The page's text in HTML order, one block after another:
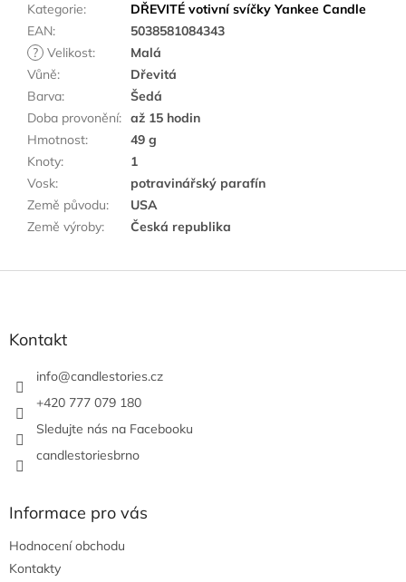
Kategorie:
DŘEVITÉ votivní svíčky Yankee Candle
EAN:
5038581084343
? Velikost:
Malá
Vůně:
Dřevitá
Barva:
Šedá
Doba provonění: až 15 hodin
Hmotnost:
49 g
Knoty:
1
Vosk:
potravinářský parafín
Země původu:
USA
Země výroby: Česká republika
Kontakt
info@candlestories.cz
+420 777 079 180
Sledujte nás na Facebooku
candlestoriesbrno
Informace pro vás
Hodnocení obchodu
Kontakty